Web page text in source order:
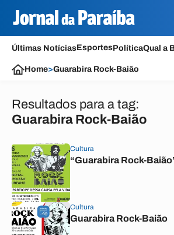
Últimas NotíciasEsportesPolíticaQual a
Home>Guarabira Rock-Baião
Resultados para a tag:
Guarabira Rock-Baião
Cultura
“Guarabira Rock-
Cultura
Guarabira Rock-Baião